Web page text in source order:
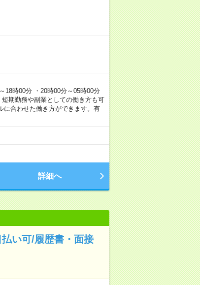
18時00分 ・20時00分～05時00分
期勤務や副業としての働き方も可
合わせた働き方ができます。有
詳細へ
い可/履歴書・面接